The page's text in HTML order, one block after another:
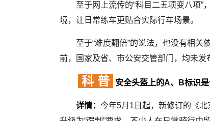
至于网上流传的“科目二五项变八项”
境，让日常练车更贴合实际行车场景。
至于“难度翻倍”的说法，也没有相关
前，国家及省、市公安交管部门，均未
科 普 安全头盔上的A、B标识是
详情： 今年5月1日起，新修订的《